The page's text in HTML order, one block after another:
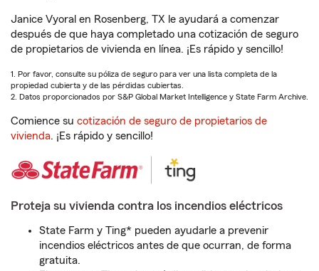
Janice Vyoral en Rosenberg, TX le ayudará a comenzar
después de que haya completado una cotización de seguro
de propietarios de vivienda en línea. ¡Es rápido y sencillo!
1. Por favor, consulte su póliza de seguro para ver una lista completa de la
propiedad cubierta y de las pérdidas cubiertas.
2. Datos proporcionados por S&P Global Market Intelligence y State Farm Archive.
Comience su cotización de seguro de propietarios de
vivienda. ¡Es rápido y sencillo!
Proteja su vivienda contra los incendios eléctricos
State Farm y Ting* pueden ayudarle a prevenir
incendios eléctricos antes de que ocurran, de forma
gratuita.